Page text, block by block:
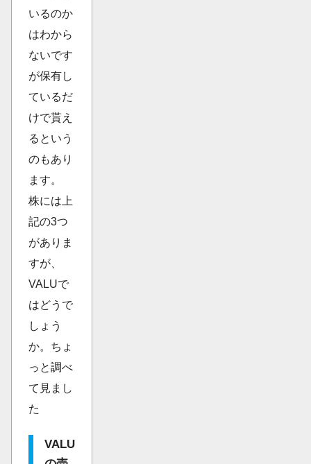
いるのか
はわから
ないです
が保有し
ているだ
けで貰え
るという
のもあり
ます。
株には上
記の3つ
がありま
すが、
VALUで
はどうで
しょう
か。ちょ
っと調べ
て見まし
た
VALU